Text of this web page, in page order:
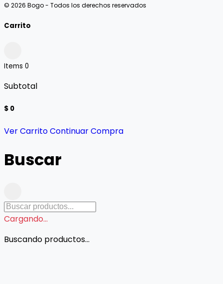
© 2026 Bogo - Todos los derechos reservados
Carrito
Items 0
Subtotal
$ 0
Ver CarritoContinuar Compra
Buscar
Cargando...
Buscando productos...